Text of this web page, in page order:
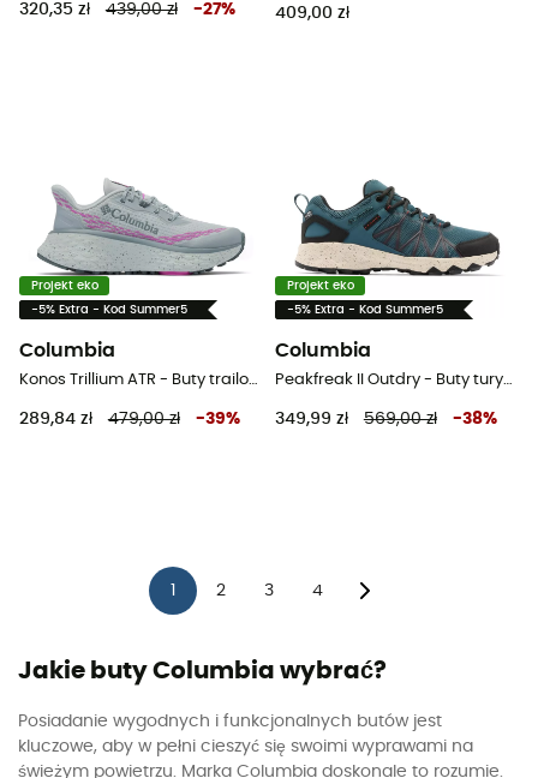
320,35 zł 439,00 zł -27% 409,00 zł
Projekt eko
-5% Extra - Kod Summer5
Columbia
Konos Trillium ATR - Buty trailowe damskie
289,84 zł 479,00 zł -39%
Projekt eko
-5% Extra - Kod Summer5
Columbia
Peakfreak II Outdry - Buty turystyczne meskie
349,99 zł 569,00 zł -38%
2 3 4
Jakie buty Columbia wybrać?
Posiadanie wygodnych i funkcjonalnych butów jest
kluczowe, aby w pełni cieszyć się swoimi wyprawami na
świeżym powietrzu. Marka Columbia doskonale to rozumie.